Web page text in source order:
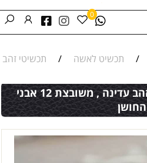
0
/ תכשיט לאשה /
תכשיטי זהב
טבעת חושן "אור-יה" זהב עדינה , משובצת 12 אבני
החושן